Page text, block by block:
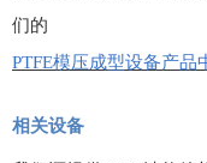
们的
PTFE模压成型设备产品
相关设备